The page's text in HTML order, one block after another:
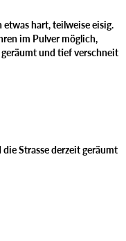
etwas hart, teilweise eisig.
im Pulver möglich,
und tief verschneit
Strasse derzeit geräumt